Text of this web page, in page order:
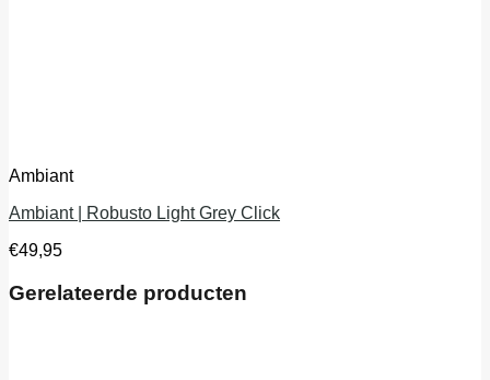
Ambiant
Ambiant | Robusto Light Grey Click
€49,95
Gerelateerde producten